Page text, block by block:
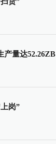
产量达52.26ZB
岗”